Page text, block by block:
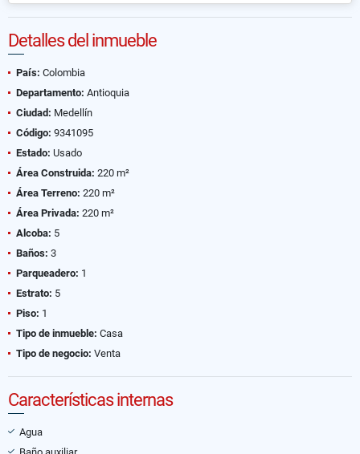
Detalles del inmueble
País: Colombia
Departamento: Antioquia
Ciudad: Medellín
Código: 9341095
Estado: Usado
Área Construida: 220 m²
Área Terreno: 220 m²
Área Privada: 220 m²
Alcoba: 5
Baños: 3
Parqueadero: 1
Estrato: 5
Piso: 1
Tipo de inmueble: Casa
Tipo de negocio: Venta
Características internas
Agua